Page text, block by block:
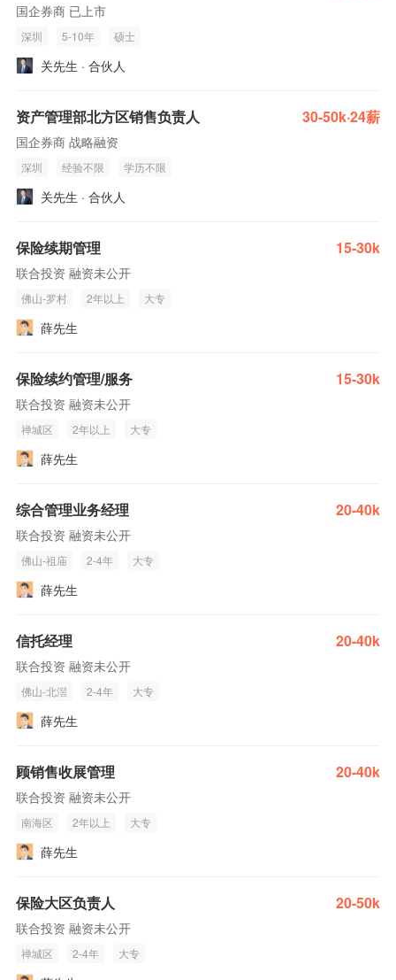
国企券商 已上市
深圳 5-10年 硕士
关先生 · 合伙人
资产管理部北方区销售负责人 30-50k·24薪
国企券商 战略融资
深圳 经验不限 学历不限
关先生 · 合伙人
保险续期管理 15-30k
联合投资 融资未公开
佛山-罗村 2年以上 大专
薛先生
保险续约管理/服务 15-30k
联合投资 融资未公开
禅城区 2年以上 大专
薛先生
综合管理业务经理 20-40k
联合投资 融资未公开
佛山-祖庙 2-4年 大专
薛先生
信托经理 20-40k
联合投资 融资未公开
佛山-北滘 2-4年 大专
薛先生
顾销售收展管理 20-40k
联合投资 融资未公开
南海区 2年以上 大专
薛先生
保险大区负责人 20-50k
联合投资 融资未公开
禅城区 2-4年 大专